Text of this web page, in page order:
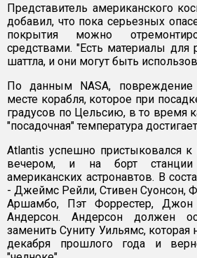
Представитель американского
добавил, что пока серьезных
покрытия можно
средствами. "Есть материалы для
шаттла, и они могут быть
По данным NASA,
месте корабля, которое при
градусов по Цельсию, в то время
"посадочная" температура
Atlantis успешно пристыковался
вечером, и на борт
американских астронавтов. В
- Джеймс Рейли, Стивен Суонсон,
Аршамбо, Пэт Форрестер,
Андерсон. Андерсон должен
заменить Суниту Уильямс, которая
декабря прошлого года и